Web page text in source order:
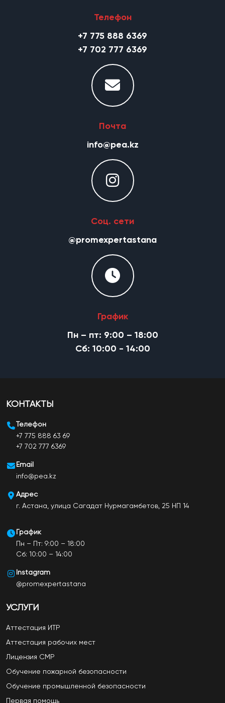
Телефон
+7 775 888 6369
+7 702 777 6369
Почта
info@pea.kz
Соц. сети
@promexpertastana
График
Пн – пт: 9:00 – 18:00
Cб: 10:00 - 14:00
КОНТАКТЫ
Телефон
+7 775 888 63 69
+7 702 777 6369
Email
info@pea.kz
Адрес
г. Астана, улица Сагадат Нурмагамбетов, 25 НП 14
График
Пн – Пт: 9:00 – 18:00
Сб: 10:00 – 14:00
Instagram
@promexpertastana
УСЛУГИ
Аттестация ИТР
Аттестация рабочих мест
Лицензия СМР
Обучение пожарной безопасности
Обучение промышленной безопасности
Первая помощь